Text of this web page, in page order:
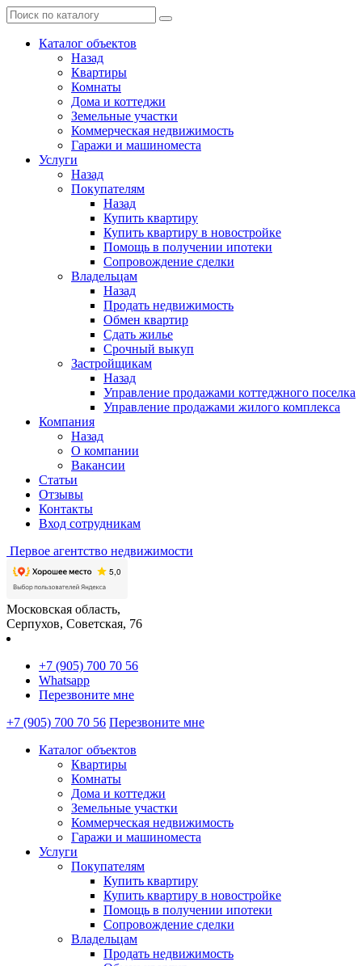
Каталог объектов
Назад
Квартиры
Комнаты
Дома и коттеджи
Земельные участки
Коммерческая недвижимость
Гаражи и машиноместа
Услуги
Назад
Покупателям
Назад
Купить квартиру
Купить квартиру в новостройке
Помощь в получении ипотеки
Сопровождение сделки
Владельцам
Назад
Продать недвижимость
Обмен квартир
Сдать жилье
Срочный выкуп
Застройщикам
Назад
Управление продажами коттеджного поселка
Управление продажами жилого комплекса
Компания
Назад
О компании
Вакансии
Статьи
Отзывы
Контакты
Вход сотрудникам
Первое агентство недвижимости
Московская область,
Серпухов, Советская, 76
+7 (905) 700 70 56
Whatsapp
Перезвоните мне
+7 (905) 700 70 56 Перезвоните мне
Каталог объектов
Квартиры
Комнаты
Дома и коттеджи
Земельные участки
Коммерческая недвижимость
Гаражи и машиноместа
Услуги
Покупателям
Купить квартиру
Купить квартиру в новостройке
Помощь в получении ипотеки
Сопровождение сделки
Владельцам
Продать недвижимость